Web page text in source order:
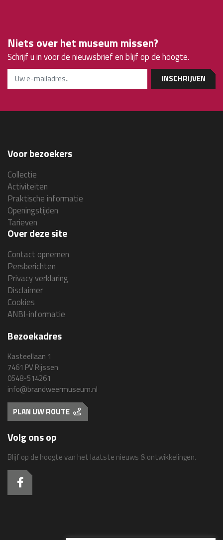
Niets over het museum missen?
Schrijf u in voor de nieuwsbrief en blijf op de hoogte.
INSCHRIJVEN
Voor bezoekers
Collectie
Activiteiten
Praktische informatie
Openingstijden
Tarieven
Over deze site
Contact opnemen
Persberichten
Privacy verklaring
Disclaimer
Cookies
ANBI-informatie
Bezoekadres
Kasteellaan 1
7461 PV Rijssen
0548-514261
info@brandweermuseum.nl
PLAN UW ROUTE
Volg ons op
Blijf op de hoogte van het laatste nieuws & ontwikkelingen.